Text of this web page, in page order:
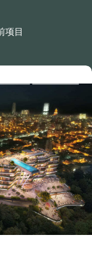
项目